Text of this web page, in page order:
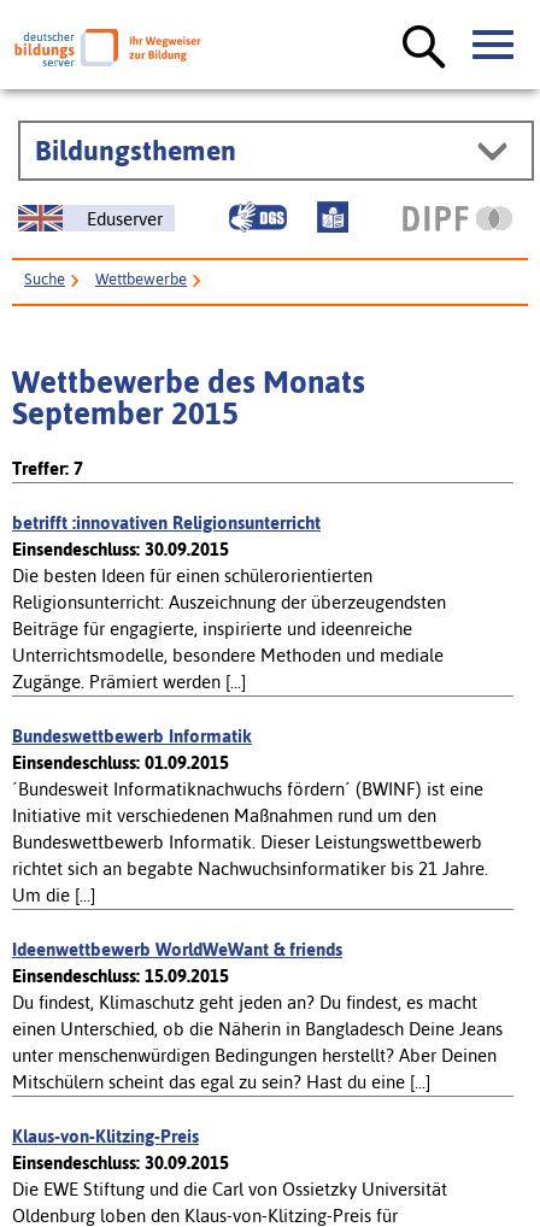
Bildungsthemen
Eduserver
Suche Wettbewerbe
Wettbewerbe des Monats
September 2015
Treffer: 7
betrifft :innovativen Religionsunterricht
Einsendeschluss: 30.09.2015
Die besten Ideen für einen schülerorientierten
Religionsunterricht: Auszeichnung der überzeugendsten
Beiträge für engagierte, inspirierte und ideenreiche
Unterrichtsmodelle, besondere Methoden und mediale
Zugänge. Prämiert werden [...]
Bundeswettbewerb Informatik
Einsendeschluss: 01.09.2015
´Bundesweit Informatiknachwuchs fördern´ (BWINF) ist eine
Initiative mit verschiedenen Maßnahmen rund um den
Bundeswettbewerb Informatik. Dieser Leistungswettbewerb
richtet sich an begabte Nachwuchsinformatiker bis 21 Jahre.
Um die [...]
Ideenwettbewerb WorldWeWant & friends
Einsendeschluss: 15.09.2015
Du findest, Klimaschutz geht jeden an? Du findest, es macht
einen Unterschied, ob die Näherin in Bangladesch Deine Jeans
unter menschenwürdigen Bedingungen herstellt? Aber Deinen
Mitschülern scheint das egal zu sein? Hast du eine [...]
Klaus-von-Klitzing-Preis
Einsendeschluss: 30.09.2015
Die EWE Stiftung und die Carl von Ossietzky Universität
Oldenburg loben den Klaus-von-Klitzing-Preis für